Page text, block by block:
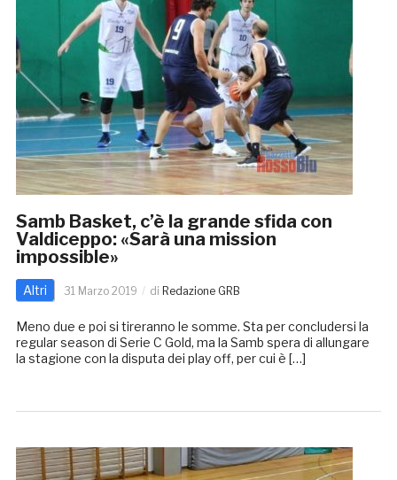
Samb Basket, c’è la grande sfida con
Valdiceppo: «Sarà una mission
impossible»
Altri 31 Marzo 2019 di Redazione GRB
Meno due e poi si tireranno le somme. Sta per concludersi la
regular season di Serie C Gold, ma la Samb spera di allungare
la stagione con la disputa dei play off, per cui è […]